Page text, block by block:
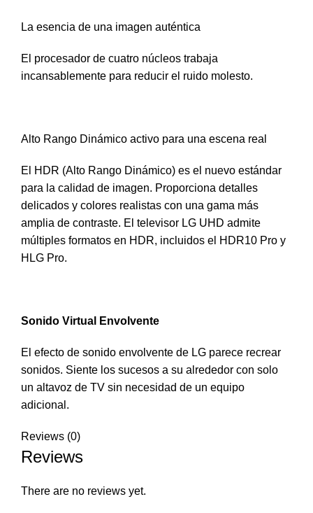
La esencia de una imagen auténtica
El procesador de cuatro núcleos trabaja
incansablemente para reducir el ruido molesto.
Alto Rango Dinámico activo para una escena real
El HDR (Alto Rango Dinámico) es el nuevo estándar
para la calidad de imagen. Proporciona detalles
delicados y colores realistas con una gama más
amplia de contraste. El televisor LG UHD admite
múltiples formatos en HDR, incluidos el HDR10 Pro y
HLG Pro.
Sonido Virtual Envolvente
El efecto de sonido envolvente de LG parece recrear
sonidos. Siente los sucesos a su alrededor con solo
un altavoz de TV sin necesidad de un equipo
adicional.
Reviews (0)
Reviews
There are no reviews yet.